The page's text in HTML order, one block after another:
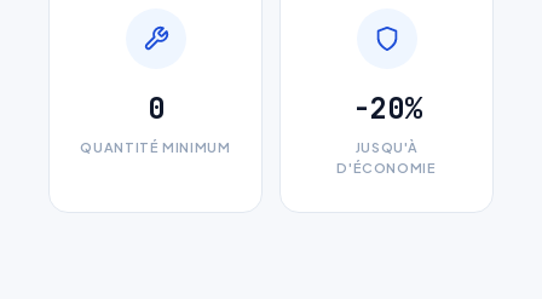
0
QUANTITÉ MINIMUM
-20%
JUSQU'À
D'ÉCONOMIE